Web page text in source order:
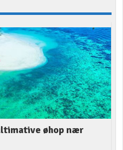
øhop nær